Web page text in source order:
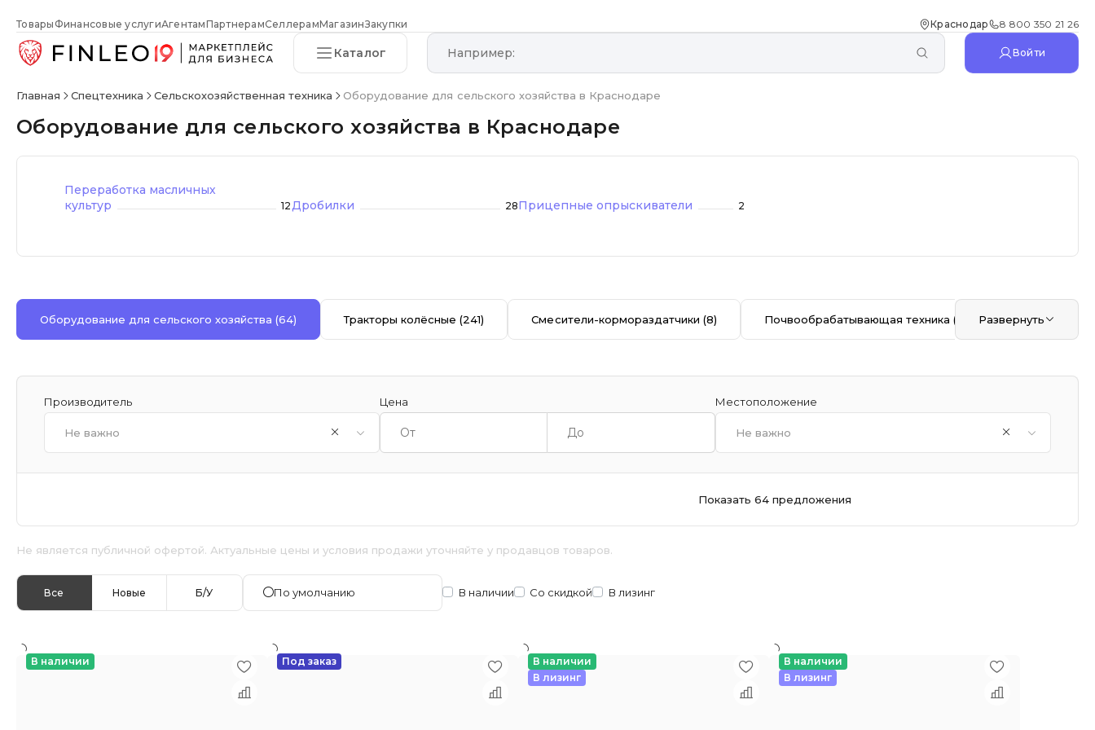
Товары Финансовые услугиАгентамПартнерамСеллерамМагазинЗакупки Краснодар 8 800 350 21 26
Каталог Войти
Главная Спецтехника Сельскохозяйственная техника Оборудование для сельского хозяйства в Краснодаре
Оборудование для сельского хозяйства в Краснодаре
Переработка масличных
культур
12Дробилки 28Прицепные опрыскиватели 2
Оборудование для сельского хозяйства(64) Тракторы колёсные(241) Смесители-кормораздатчики (8) Почвообрабатывающая техника (281) Развернуть
Производитель
Не важно
Цена Местоположение
Не важно
Показать 64 предложения
Не является публичной офертой. Актуальные цены и условия продажи уточняйте у продавцов товаров.
Все Новые Б/У По умолчанию В наличии Со скидкой В лизинг
В наличии Под заказ
В наличии
В лизинг
В наличии
В лизинг